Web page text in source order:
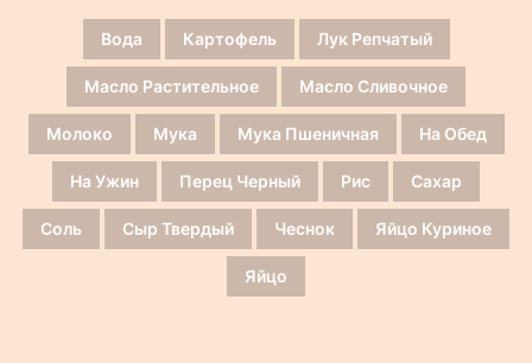
Вода Картофель Лук Репчатый
Масло Растительное Масло Сливочное
Молоко Мука Мука Пшеничная На Обед
На Ужин Перец Черный Рис Сахар
Соль Сыр Твердый Чеснок Яйцо Куриное
Яйцо